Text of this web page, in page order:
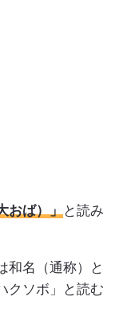
おば）」と読み
和名（通称）と
クソボ」と読む